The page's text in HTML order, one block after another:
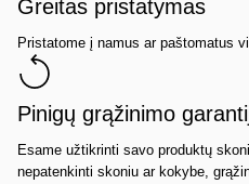
Greitas pristatymas
Pristatome į namus ar paštomatus
Pinigų grąžinimo
Esame užtikrinti savo produktų
nepatenkinti skoniu ar kokybe,